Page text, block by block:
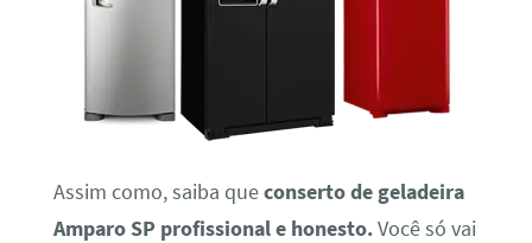
Assim como, saiba queconserto de geladeira
Amparo SP profissional e honesto.Você só vai